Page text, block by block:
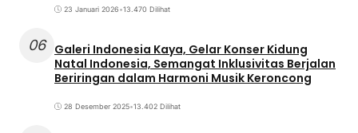
23 Januari 2026•13.470 Dilihat
06 Galeri Indonesia Kaya, Gelar Konser Kidung
Natal Indonesia, Semangat Inklusivitas Berjalan
Beriringan dalam Harmoni Musik Keroncong
28 Desember 2025•13.402 Dilihat